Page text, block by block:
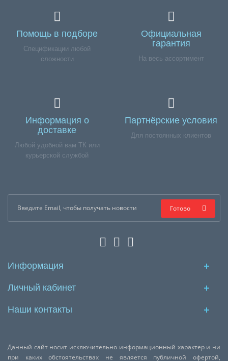
Помощь в подборе
Спецификации любой
сложности
Официальная
гарантия
На весь ассортимент
Информация о
доставке
Любой удобной вам ТК или
курьерской службой
Партнёрские условия
Для постоянных клиентов
Готово
Информация
Личный кабинет
Наши контакты
Данный сайт носит исключительно информационный характер и ни
при каких обстоятельствах не является публичной офертой,